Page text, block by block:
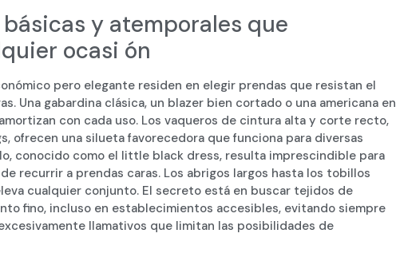
y atemporales que
ocasi ón
pero elegante residen en elegir prendas que resistan el
Una gabardina clásica, un blazer bien cortado o una americana en
con cada uso. Los vaqueros de cintura alta y corte recto,
ofrecen una silueta favorecedora que funciona para diversas
conocido como el little black dress, resulta imprescindible para
recurrir a prendas caras. Los abrigos largos hasta los tobillos
cualquier conjunto. El secreto está en buscar tejidos de
fino, incluso en establecimientos accesibles, evitando siempre
llamativos que limitan las posibilidades de